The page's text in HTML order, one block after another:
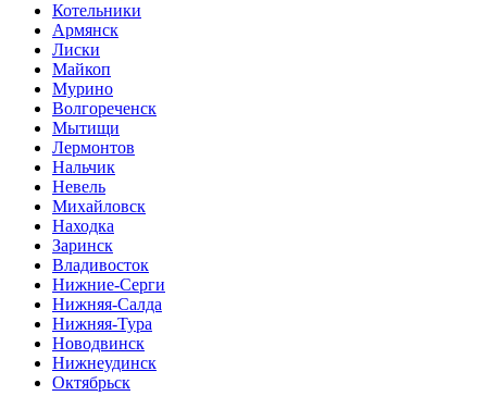
Котельники
Армянск
Лиски
Майкоп
Мурино
Волгореченск
Мытищи
Лермонтов
Нальчик
Невель
Михайловск
Находка
Заринск
Владивосток
Нижние-Серги
Нижняя-Салда
Нижняя-Тура
Новодвинск
Нижнеудинск
Октябрьск